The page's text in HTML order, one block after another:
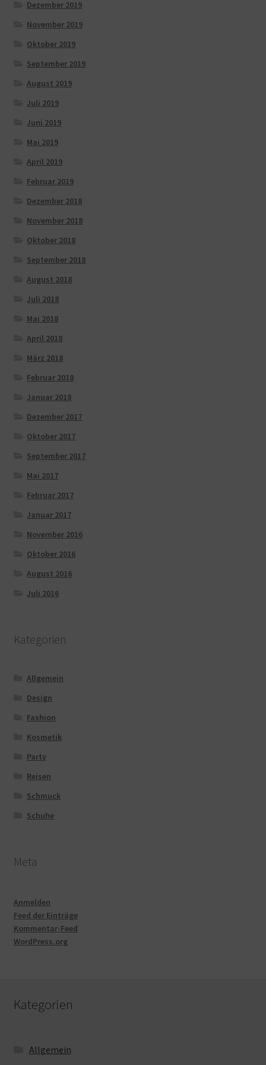
Dezember 2019
November 2019
Oktober 2019
September 2019
August 2019
Juli 2019
Juni 2019
Mai 2019
April 2019
Februar 2019
Dezember 2018
November 2018
Oktober 2018
September 2018
August 2018
Juli 2018
Mai 2018
April 2018
März 2018
Februar 2018
Januar 2018
Dezember 2017
Oktober 2017
September 2017
Mai 2017
Februar 2017
Januar 2017
November 2016
Oktober 2016
August 2016
Juli 2016
Kategorien
Allgemein
Design
Fashion
Kosmetik
Party
Reisen
Schmuck
Schuhe
Meta
Anmelden
Feed der Einträge
Kommentar-Feed
WordPress.org
Kategorien
Allgemein